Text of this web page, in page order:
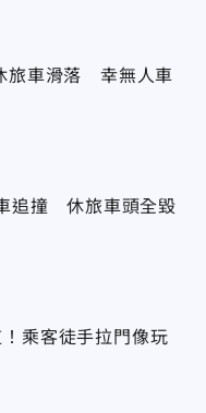
旅車滑落 幸無人車
追撞 休旅車頭全毀
乘客徒手拉門像玩